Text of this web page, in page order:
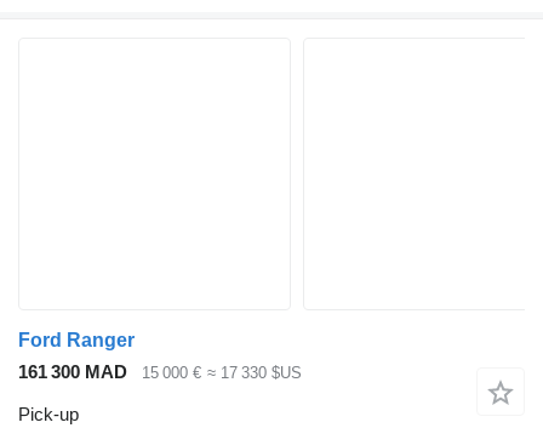
Ford Ranger
161 300 MAD
15 000 € ≈ 17 330 $US
Pick-up